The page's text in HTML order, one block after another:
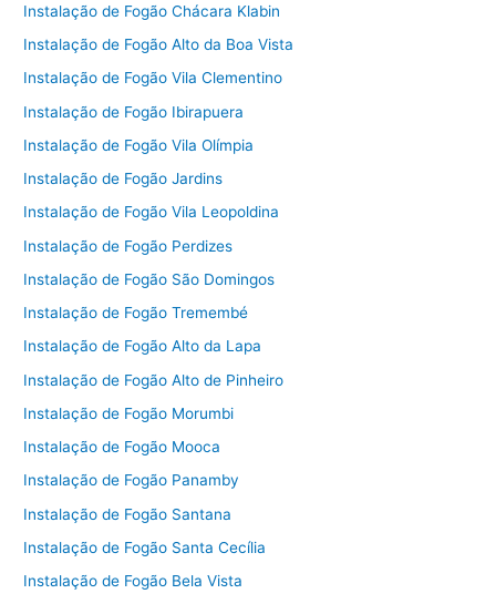
Instalação de Fogão Chácara Klabin
Instalação de Fogão Alto da Boa Vista
Instalação de Fogão Vila Clementino
Instalação de Fogão Ibirapuera
Instalação de Fogão Vila Olímpia
Instalação de Fogão Jardins
Instalação de Fogão Vila Leopoldina
Instalação de Fogão Perdizes
Instalação de Fogão São Domingos
Instalação de Fogão Tremembé
Instalação de Fogão Alto da Lapa
Instalação de Fogão Alto de Pinheiro
Instalação de Fogão Morumbi
Instalação de Fogão Mooca
Instalação de Fogão Panamby
Instalação de Fogão Santana
Instalação de Fogão Santa Cecília
Instalação de Fogão Bela Vista